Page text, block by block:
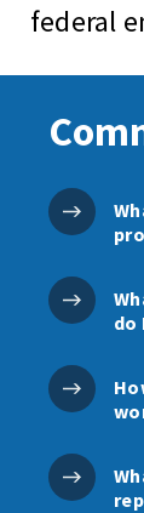
federal
do